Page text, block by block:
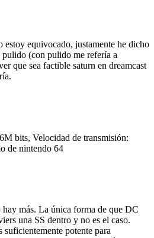
estoy equivocado, justamente he dicho
pulido (con pulido me refería a
que sea factible saturn en dreamcast
bits, Velocidad de transmisión:
de nintendo 64
hay más. La única forma de que DC
una SS dentro y no es el caso.
suficientemente potente para